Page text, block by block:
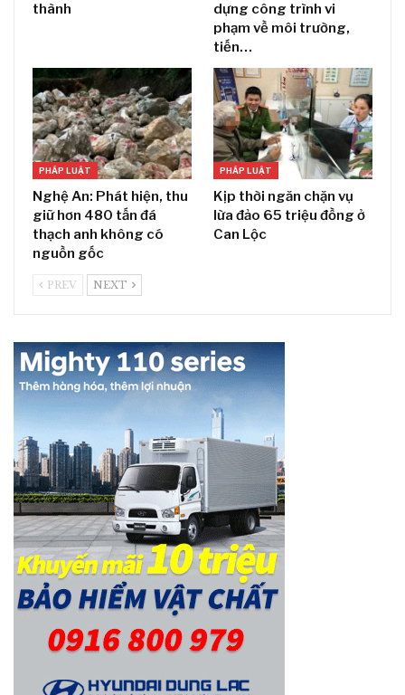
thành
dựng công trình vi
phạm về môi trường,
tiến…
PHÁP LUẬT
Nghệ An: Phát hiện, thu
giữ hơn 480 tấn đá
thạch anh không có
nguồn gốc
PHÁP LUẬT
Kịp thời ngăn chặn vụ
lừa đảo 65 triệu đồng ở
Can Lộc
PREV NEXT